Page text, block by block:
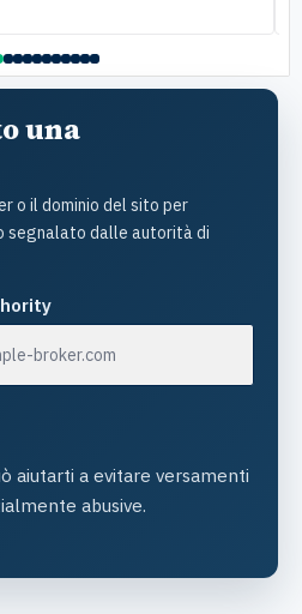
una
o il dominio del sito per
segnalato dalle autorità di
aiutarti a evitare versamenti
abusive.